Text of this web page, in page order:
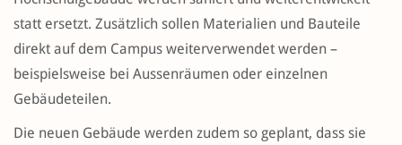
statt ersetzt. Zusätzlich sollen Materialien und Bauteile
direkt auf dem Campus weiterverwendet werden –
beispielsweise bei Aussenräumen oder einzelnen
Gebäudeteilen.
Die neuen Gebäude werden zudem so geplant, dass sie